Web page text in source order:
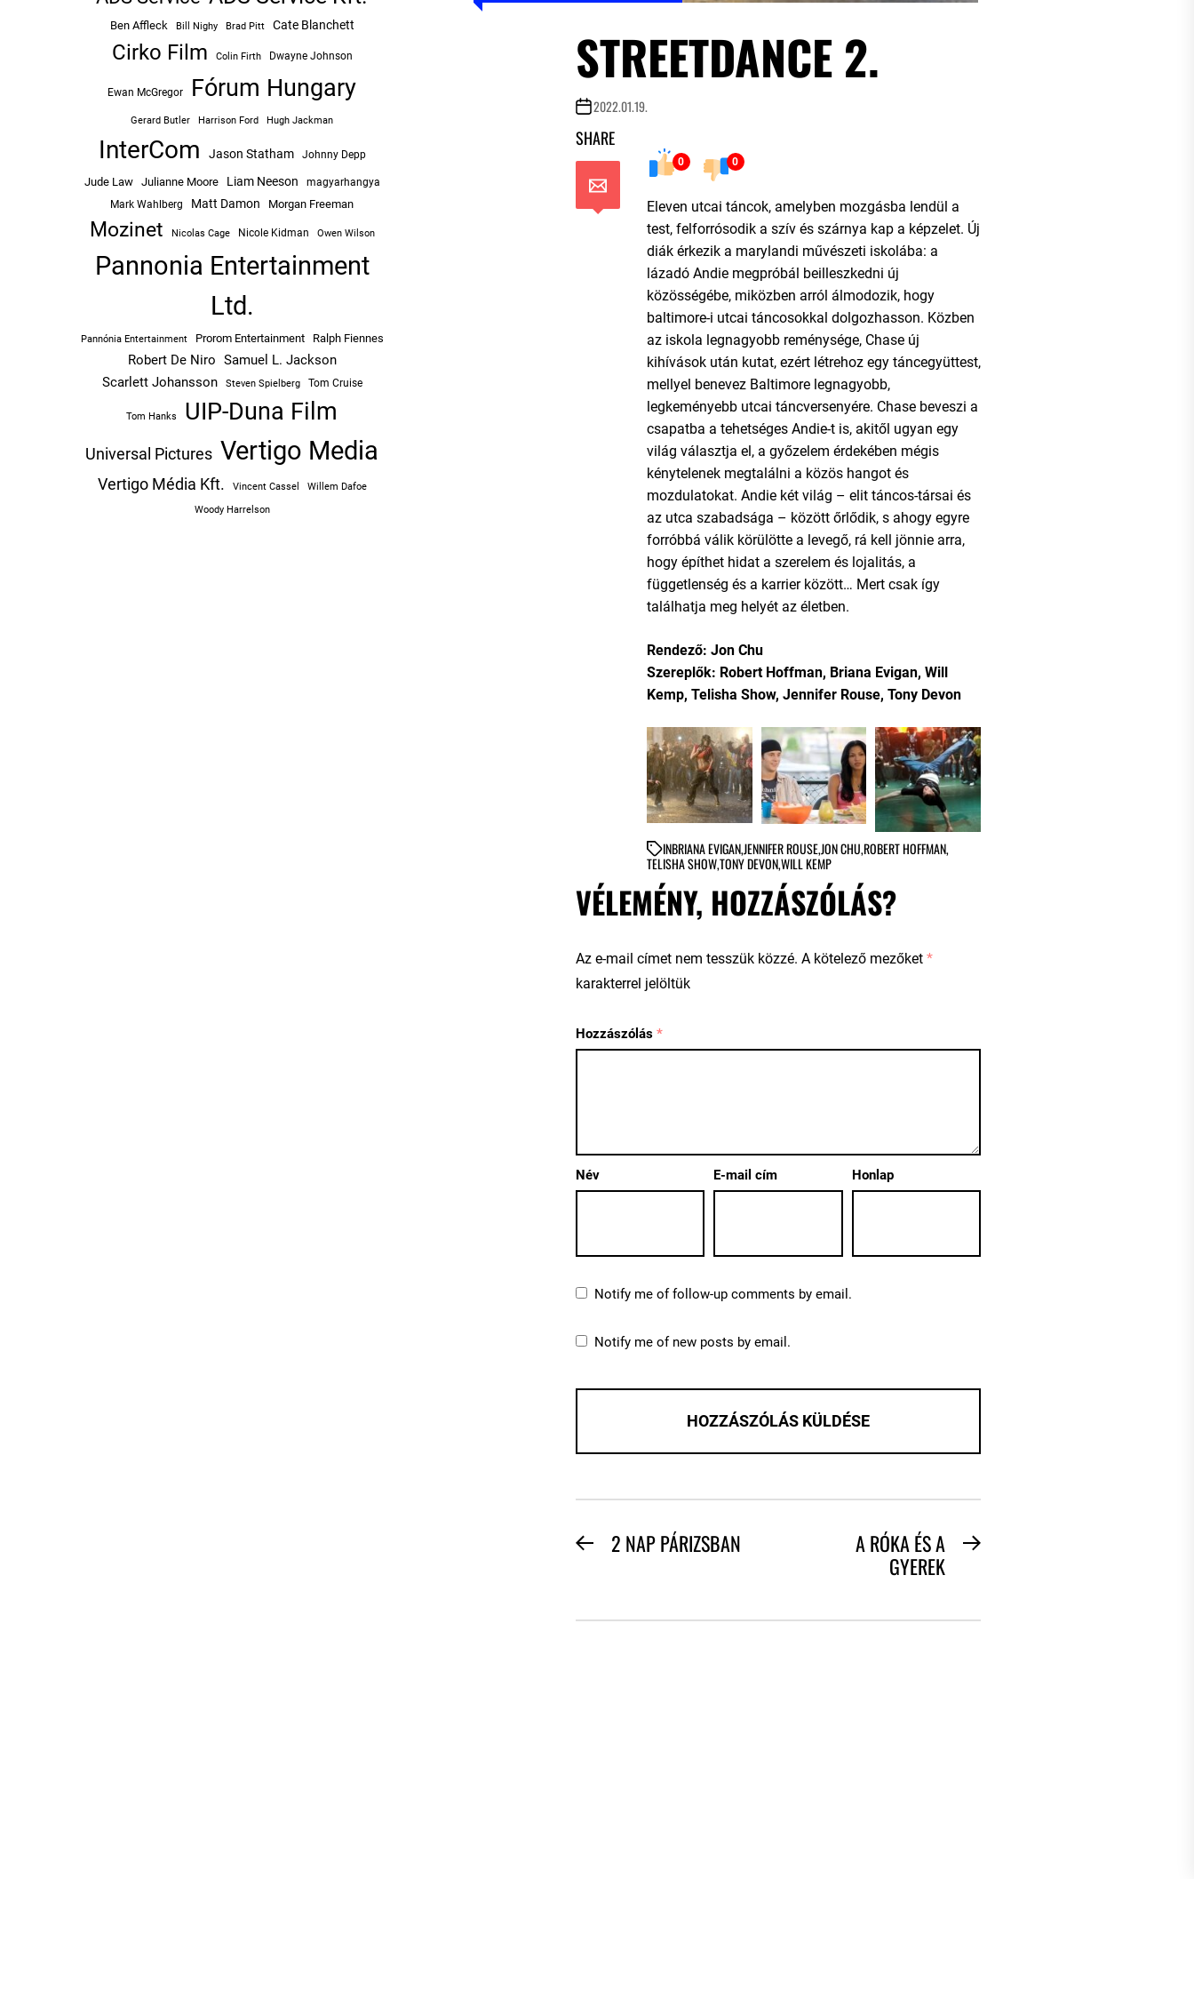
STREETDANCE 2.
2022.01.19.
SHARE
0 0
Eleven utcai táncok, amelyben mozgásba lendül a
test, felforrósodik a szív és szárnya kap a képzelet. Új
diák érkezik a marylandi művészeti iskolába: a
lázadó Andie megpróbál beilleszkedni új
közösségébe, miközben arról álmodozik, hogy
baltimore-i utcai táncosokkal dolgozhasson. Közben
az iskola legnagyobb reménysége, Chase új
kihívások után kutat, ezért létrehoz egy táncegyüttest,
mellyel benevez Baltimore legnagyobb,
legkeményebb utcai táncversenyére. Chase beveszi a
csapatba a tehetséges Andie-t is, akitől ugyan egy
világ választja el, a győzelem érdekében mégis
kénytelenek megtalálni a közös hangot és
mozdulatokat. Andie két világ – elit táncos-társai és
az utca szabadsága – között őrlődik, s ahogy egyre
forróbbá válik körülötte a levegő, rá kell jönnie arra,
hogy építhet hidat a szerelem és lojalitás, a
függetlenség és a karrier között… Mert csak így
találhatja meg helyét az életben.
Rendező: Jon Chu
Szereplők: Robert Hoffman, Briana Evigan, Will
Kemp, Telisha Show, Jennifer Rouse, Tony Devon
INBRIANA EVIGAN,JENNIFER ROUSE,JON CHU,ROBERT HOFFMAN,
TELISHA SHOW,TONY DEVON,WILL KEMP
VÉLEMÉNY, HOZZÁSZÓLÁS?
Az e-mail címet nem tesszük közzé. A kötelező mezőket *
karakterrel jelöltük
Hozzászólás *
Név E-mail cím Honlap
Notify me of follow-up comments by email.
Notify me of new posts by email.
BEJEGYZÉS
Previous2 NAP PÁRIZSBAN
Next
A RÓKA ÉS A
GYEREK
Ben Affleck Bill Nighy Brad Pitt Cate Blanchett
Cirko Film Colin Firth Dwayne Johnson
Ewan McGregor Fórum Hungary
Gerard Butler Harrison Ford Hugh Jackman
InterCom Jason Statham Johnny Depp
Jude Law Julianne Moore Liam Neeson
magyarhangya
Mark Wahlberg
Matt Damon Morgan Freeman
Mozinet Nicolas Cage Nicole Kidman Owen Wilson
Pannonia Entertainment
Ltd.
Pannónia Entertainment Prorom Entertainment Ralph Fiennes
Robert De Niro Samuel L. Jackson
Scarlett Johansson
Steven Spielberg Tom Cruise
Tom Hanks UIP-Duna Film
Universal Pictures Vertigo Media
Vertigo Média Kft. Vincent Cassel
Willem Dafoe
Woody Harrelson